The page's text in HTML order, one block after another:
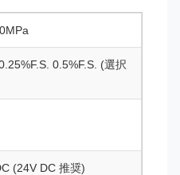
0.5%F.S. (選択
(24V DC 推奨)